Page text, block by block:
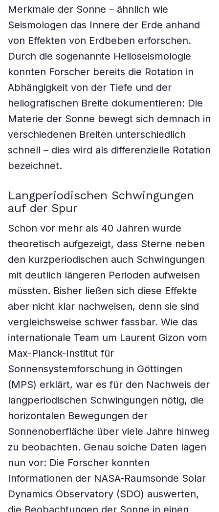
Merkmale der Sonne – ähnlich wie
Seismologen das Innere der Erde anhand
von Effekten von Erdbeben erforschen.
Durch die sogenannte Helioseismologie
konnten Forscher bereits die Rotation in
Abhängigkeit von der Tiefe und der
heliografischen Breite dokumentieren: Die
Materie der Sonne bewegt sich demnach in
verschiedenen Breiten unterschiedlich
schnell – dies wird als differenzielle Rotation
bezeichnet.
Langperiodischen Schwingungen
auf der Spur
Schon vor mehr als 40 Jahren wurde
theoretisch aufgezeigt, dass Sterne neben
den kurzperiodischen auch Schwingungen
mit deutlich längeren Perioden aufweisen
müssten. Bisher ließen sich diese Effekte
aber nicht klar nachweisen, denn sie sind
vergleichsweise schwer fassbar. Wie das
internationale Team um Laurent Gizon vom
Max-Planck-Institut für
Sonnensystemforschung in Göttingen
(MPS) erklärt, war es für den Nachweis der
langperiodischen Schwingungen nötig, die
horizontalen Bewegungen der
Sonnenoberfläche über viele Jahre hinweg
zu beobachten. Genau solche Daten lagen
nun vor: Die Forscher konnten
Informationen der NASA-Raumsonde Solar
Dynamics Observatory (SDO) auswerten,
die Beobachtungen der Sonne in einen